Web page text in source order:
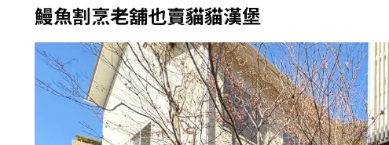
鰻魚割烹老舖也賣貓貓漢堡